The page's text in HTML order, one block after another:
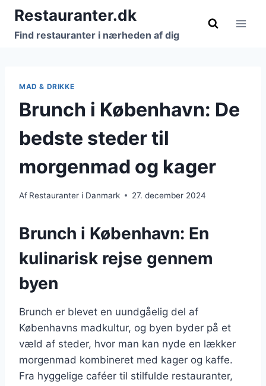
Fortsæt
indhold
Restauranter.dk
Find restauranter i nærheden af dig
MAD & DRIKKE
Brunch i København: De
bedste steder til
morgenmad og kager
Af Restauranter i Danmark 27. december 2024
Brunch i København: En
kulinarisk rejse gennem
byen
Brunch er blevet en uundgåelig del af
Københavns madkultur, og byen byder på et
væld af steder, hvor man kan nyde en lækker
morgenmad kombineret med kager og kaffe.
Fra hyggelige caféer til stilfulde restauranter,